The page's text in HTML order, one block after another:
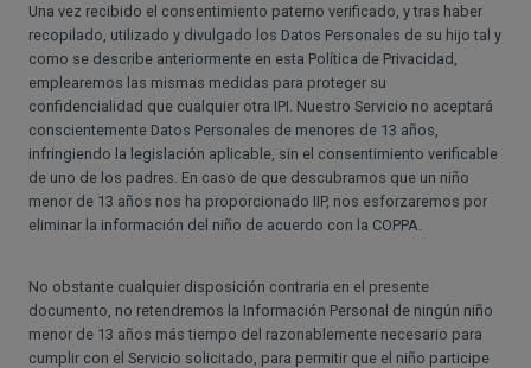
Una vez recibido el consentimiento paterno verificado, y tras haber
recopilado, utilizado y divulgado los Datos Personales de su hijo tal y
como se describe anteriormente en esta Política de Privacidad,
emplearemos las mismas medidas para proteger su
confidencialidad que cualquier otra IPI. Nuestro Servicio no aceptará
conscientemente Datos Personales de menores de 13 años,
infringiendo la legislación aplicable, sin el consentimiento verificable
de uno de los padres. En caso de que descubramos que un niño
menor de 13 años nos ha proporcionado IIP, nos esforzaremos por
eliminar la información del niño de acuerdo con la COPPA.
No obstante cualquier disposición contraria en el presente
documento, no retendremos la Información Personal de ningún niño
menor de 13 años más tiempo del razonablemente necesario para
cumplir con el Servicio solicitado, para permitir que el niño participe